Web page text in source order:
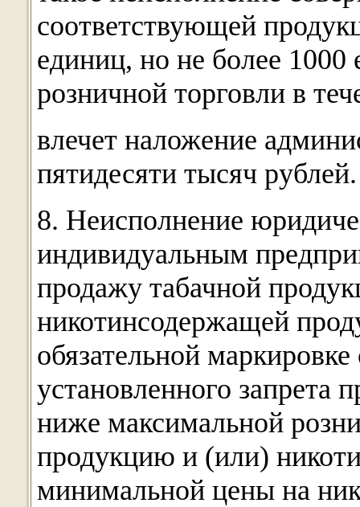
соответствующей
единиц, но не более 1000
розничной торговли в
влечет наложение
пятидесяти тысяч рублей.
8. Неисполнение
индивидуальным
продажу табачной
никотинсодержащей
обязательной
установленного запрета
ниже максимальной
продукцию и (или)
минимальной цены на